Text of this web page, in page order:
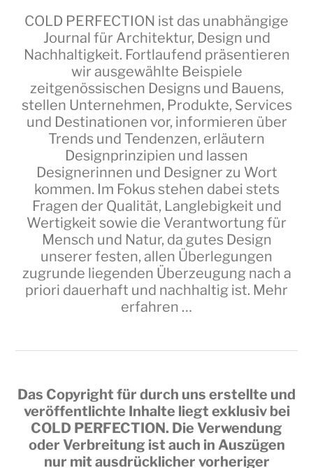
COLD PERFECTION ist das unabhängige
Journal für Architektur, Design und
Nachhaltigkeit. Fortlaufend präsentieren
wir ausgewählte Beispiele
zeitgenössischen Designs und Bauens,
stellen Unternehmen, Produkte, Services
und Destinationen vor, informieren über
Trends und Tendenzen, erläutern
Designprinzipien und lassen
Designerinnen und Designer zu Wort
kommen. Im Fokus stehen dabei stets
Fragen der Qualität, Langlebigkeit und
Wertigkeit sowie die Verantwortung für
Mensch und Natur, da gutes Design
unserer festen, allen Überlegungen
zugrunde liegenden Überzeugung nach a
priori dauerhaft und nachhaltig ist. Mehr
erfahren …
Das Copyright für durch uns erstellte und
veröffentlichte Inhalte liegt exklusiv bei
COLD PERFECTION. Die Verwendung
oder Verbreitung ist auch in Auszügen
nur mit ausdrücklicher vorheriger